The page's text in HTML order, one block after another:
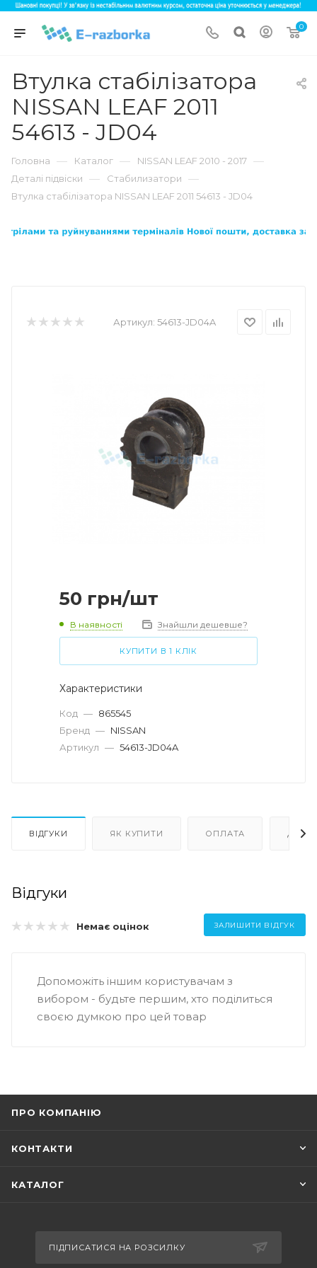
0
Втулка стабілізатора
NISSAN LEAF 2011
54613 - JD04
Головна — Каталог — NISSAN LEAF 2010 - 2017 —
Деталі підвіски — Стабилизатори —
Втулка стабілізатора NISSAN LEAF 2011 54613 - JD04
Артикул: 54613-JD04A
50 грн/шт
В наявності Знайшли дешевше?
КУПИТИ В 1 КЛІК
Характеристики
Код — 865545
Бренд — NISSAN
Артикул — 54613-JD04A
ВІДГУКИ ЯК КУПИТИ ОПЛАТА
Відгуки
Немає оцінок ЗАЛИШИТИ ВІДГУК
Допоможіть іншим користувачам з
вибором - будьте першим, хто поділиться
своєю думкою про цей товар
ПРО КОМПАНІЮ
КОНТАКТИ
КАТАЛОГ
ПІДПИСАТИСЯ НА РОЗСИЛКУ